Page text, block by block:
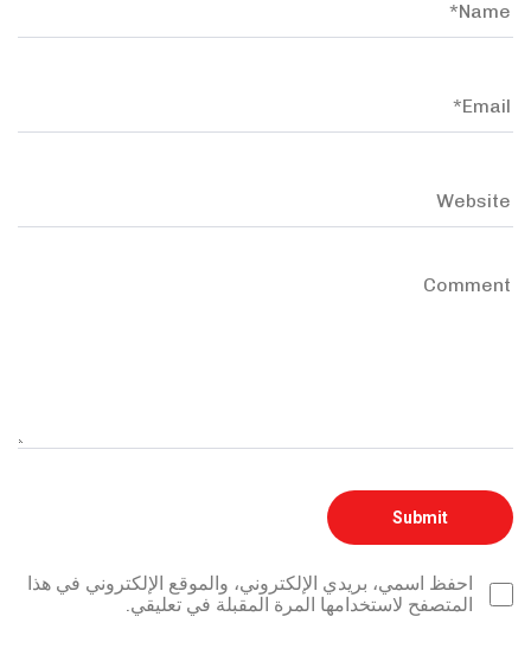
احفظ اسمي، بريدي الإلكتروني، والموقع الإلكتروني في هذا
المتصفح لاستخدامها المرة المقبلة في تعليقي.